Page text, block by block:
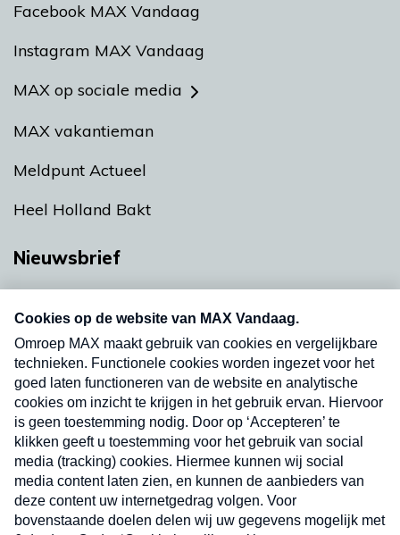
Facebook MAX Vandaag
Instagram MAX Vandaag
MAX op sociale media
MAX vakantieman
Meldpunt Actueel
Heel Holland Bakt
Nieuwsbrief
nieuwsbrief. Elke vrijdag- en dinsdagochtend in
uw mailbox.
Verzend